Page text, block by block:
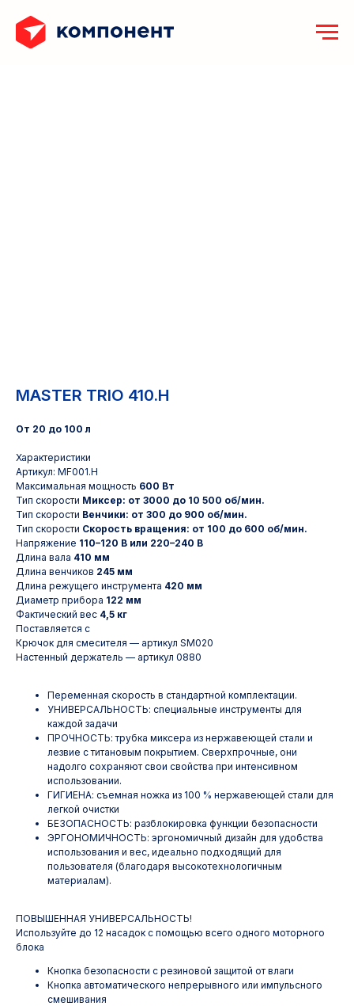
MASTER TRIO 410.H
От 20 до 100 л
Характеристики
Артикул: MF001.H
Максимальная мощность 600 Вт
Тип скорости Миксер: от 3000 до 10 500 об/мин.
Тип скорости Венчики: от 300 до 900 об/мин.
Тип скорости Скорость вращения: от 100 до 600 об/мин.
Напряжение 110–120 В или 220–240 В
Длина вала 410 мм
Длина венчиков 245 мм
Длина режущего инструмента 420 мм
Диаметр прибора 122 мм
Фактический вес 4,5 кг
Поставляется с
Крючок для смесителя — артикул SM020
Настенный держатель — артикул 0880
Переменная скорость в стандартной комплектации.
УНИВЕРСАЛЬНОСТЬ: специальные инструменты для
каждой задачи
ПРОЧНОСТЬ: трубка миксера из нержавеющей стали и
лезвие с титановым покрытием. Сверхпрочные, они
надолго сохраняют свои свойства при интенсивном
использовании.
ГИГИЕНА: съемная ножка из 100 % нержавеющей стали для
легкой очистки
БЕЗОПАСНОСТЬ: разблокировка функции безопасности
ЭРГОНОМИЧНОСТЬ: эргономичный дизайн для удобства
использования и вес, идеально подходящий для
пользователя (благодаря высокотехнологичным
материалам).
ПОВЫШЕННАЯ УНИВЕРСАЛЬНОСТЬ!
Используйте до 12 насадок с помощью всего одного моторного
блока
Кнопка безопасности с резиновой защитой от влаги
Кнопка автоматического непрерывного или импульсного
смешивания